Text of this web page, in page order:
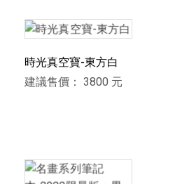
時光真空寶-東方白
建議售價： 3800 元